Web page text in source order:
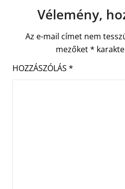
Vélemény,
Az e-mail címet nem
mezőket*
HOZZÁSZÓLÁS *